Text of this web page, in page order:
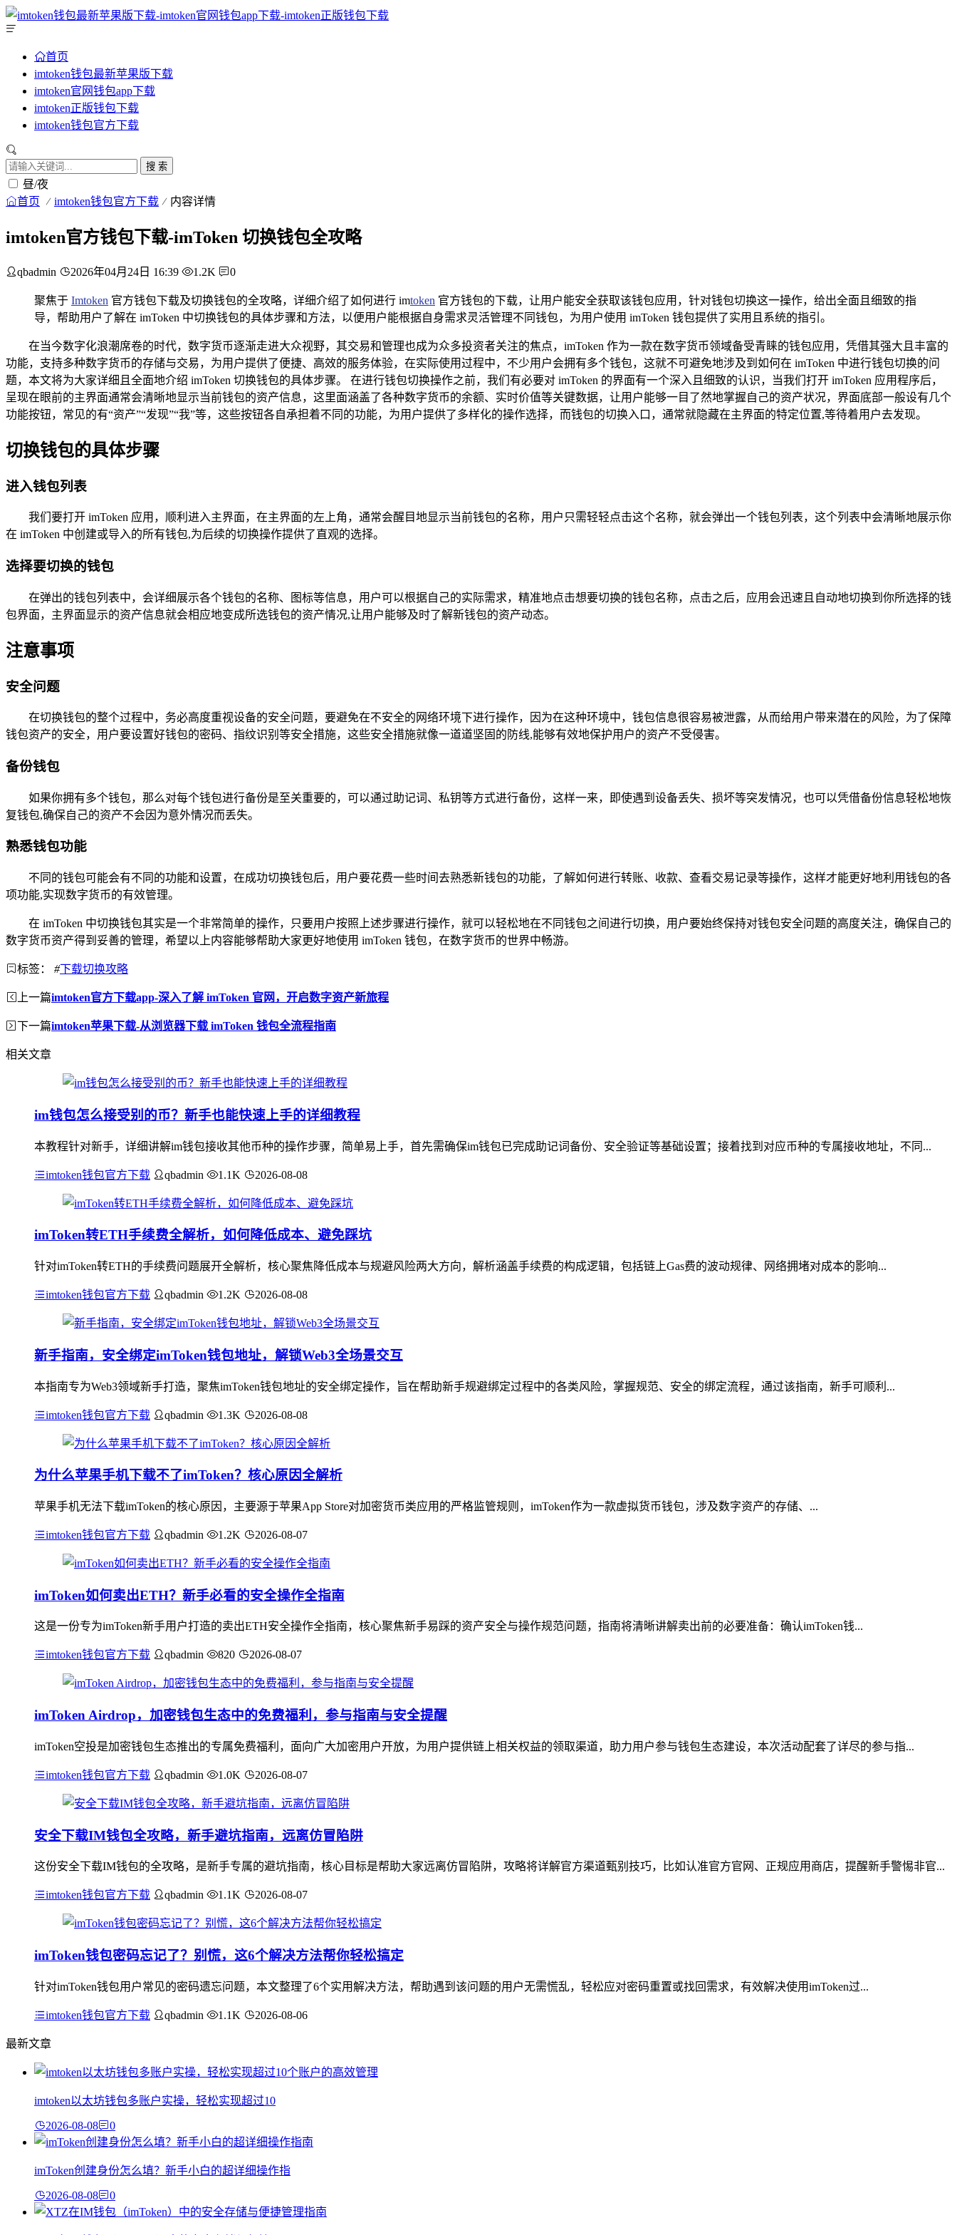
首页
imtoken钱包最新苹果版下载
imtoken官网钱包app下载
imtoken正版钱包下载
imtoken钱包官方下载
搜 索
昼/夜
首页 imtoken钱包官方下载 内容详情
imtoken官方钱包下载-imToken 切换钱包全攻略
qbadmin 2026年04月24日 16:39 1.2K 0
聚焦于 Imtoken 官方钱包下载及切换钱包的全攻略，详细介绍了如何进行 imtoken 官方钱包的下载，让用户能安全获取该钱包应用，针对钱包切换这一操作，给出全面且细致的指
导，帮助用户了解在 imToken 中切换钱包的具体步骤和方法，以便用户能根据自身需求灵活管理不同钱包，为用户使用 imToken 钱包提供了实用且系统的指引。
在当今数字化浪潮席卷的时代，数字货币逐渐走进大众视野，其交易和管理也成为众多投资者关注的焦点，imToken 作为一款在数字货币领域备受青睐的钱包应用，凭借其强大且丰富的
功能，支持多种数字货币的存储与交易，为用户提供了便捷、高效的服务体验，在实际使用过程中，不少用户会拥有多个钱包，这就不可避免地涉及到如何在 imToken 中进行钱包切换的问
题，本文将为大家详细且全面地介绍 imToken 切换钱包的具体步骤。 在进行钱包切换操作之前，我们有必要对 imToken 的界面有一个深入且细致的认识，当我们打开 imToken 应用程序后，
呈现在眼前的主界面通常会清晰地显示当前钱包的资产信息，这里面涵盖了各种数字货币的余额、实时价值等关键数据，让用户能够一目了然地掌握自己的资产状况，界面底部一般设有几个
功能按钮，常见的有“资产”“发现”“我”等，这些按钮各自承担着不同的功能，为用户提供了多样化的操作选择，而钱包的切换入口，通常就隐藏在主界面的特定位置,等待着用户去发现。
切换钱包的具体步骤
进入钱包列表
我们要打开 imToken 应用，顺利进入主界面，在主界面的左上角，通常会醒目地显示当前钱包的名称，用户只需轻轻点击这个名称，就会弹出一个钱包列表，这个列表中会清晰地展示你
在 imToken 中创建或导入的所有钱包,为后续的切换操作提供了直观的选择。
选择要切换的钱包
在弹出的钱包列表中，会详细展示各个钱包的名称、图标等信息，用户可以根据自己的实际需求，精准地点击想要切换的钱包名称，点击之后，应用会迅速且自动地切换到你所选择的钱
包界面，主界面显示的资产信息就会相应地变成所选钱包的资产情况,让用户能够及时了解新钱包的资产动态。
注意事项
安全问题
在切换钱包的整个过程中，务必高度重视设备的安全问题，要避免在不安全的网络环境下进行操作，因为在这种环境中，钱包信息很容易被泄露，从而给用户带来潜在的风险，为了保障
钱包资产的安全，用户要设置好钱包的密码、指纹识别等安全措施，这些安全措施就像一道道坚固的防线,能够有效地保护用户的资产不受侵害。
备份钱包
如果你拥有多个钱包，那么对每个钱包进行备份是至关重要的，可以通过助记词、私钥等方式进行备份，这样一来，即使遇到设备丢失、损坏等突发情况，也可以凭借备份信息轻松地恢
复钱包,确保自己的资产不会因为意外情况而丢失。
熟悉钱包功能
不同的钱包可能会有不同的功能和设置，在成功切换钱包后，用户要花费一些时间去熟悉新钱包的功能，了解如何进行转账、收款、查看交易记录等操作，这样才能更好地利用钱包的各
项功能,实现数字货币的有效管理。
在 imToken 中切换钱包其实是一个非常简单的操作，只要用户按照上述步骤进行操作，就可以轻松地在不同钱包之间进行切换，用户要始终保持对钱包安全问题的高度关注，确保自己的
数字货币资产得到妥善的管理，希望以上内容能够帮助大家更好地使用 imToken 钱包，在数字货币的世界中畅游。
标签： #下载切换攻略
上一篇imtoken官方下载app-深入了解 imToken 官网，开启数字资产新旅程
下一篇imtoken苹果下载-从浏览器下载 imToken 钱包全流程指南
相关文章
im钱包怎么接受别的币？新手也能快速上手的详细教程
本教程针对新手，详细讲解im钱包接收其他币种的操作步骤，简单易上手，首先需确保im钱包已完成助记词备份、安全验证等基础设置；接着找到对应币种的专属接收地址，不同...
imtoken钱包官方下载 qbadmin 1.1K 2026-08-08
imToken转ETH手续费全解析，如何降低成本、避免踩坑
针对imToken转ETH的手续费问题展开全解析，核心聚焦降低成本与规避风险两大方向，解析涵盖手续费的构成逻辑，包括链上Gas费的波动规律、网络拥堵对成本的影响...
imtoken钱包官方下载 qbadmin 1.2K 2026-08-08
新手指南，安全绑定imToken钱包地址，解锁Web3全场景交互
本指南专为Web3领域新手打造，聚焦imToken钱包地址的安全绑定操作，旨在帮助新手规避绑定过程中的各类风险，掌握规范、安全的绑定流程，通过该指南，新手可顺利...
imtoken钱包官方下载 qbadmin 1.3K 2026-08-08
为什么苹果手机下载不了imToken？核心原因全解析
苹果手机无法下载imToken的核心原因，主要源于苹果App Store对加密货币类应用的严格监管规则，imToken作为一款虚拟货币钱包，涉及数字资产的存储、...
imtoken钱包官方下载 qbadmin 1.2K 2026-08-07
imToken如何卖出ETH？新手必看的安全操作全指南
这是一份专为imToken新手用户打造的卖出ETH安全操作全指南，核心聚焦新手易踩的资产安全与操作规范问题，指南将清晰讲解卖出前的必要准备：确认imToken钱...
imtoken钱包官方下载 qbadmin 820 2026-08-07
imToken Airdrop，加密钱包生态中的免费福利，参与指南与安全提醒
imToken空投是加密钱包生态推出的专属免费福利，面向广大加密用户开放，为用户提供链上相关权益的领取渠道，助力用户参与钱包生态建设，本次活动配套了详尽的参与指...
imtoken钱包官方下载 qbadmin 1.0K 2026-08-07
安全下载IM钱包全攻略，新手避坑指南，远离仿冒陷阱
这份安全下载IM钱包的全攻略，是新手专属的避坑指南，核心目标是帮助大家远离仿冒陷阱，攻略将详解官方渠道甄别技巧，比如认准官方官网、正规应用商店，提醒新手警惕非官...
imtoken钱包官方下载 qbadmin 1.1K 2026-08-07
imToken钱包密码忘记了？别慌，这6个解决方法帮你轻松搞定
针对imToken钱包用户常见的密码遗忘问题，本文整理了6个实用解决方法，帮助遇到该问题的用户无需慌乱，轻松应对密码重置或找回需求，有效解决使用imToken过...
imtoken钱包官方下载 qbadmin 1.1K 2026-08-06
最新文章
imtoken以太坊钱包多账户实操，轻松实现超过10
2026-08-08 0
imToken创建身份怎么填？新手小白的超详细操作指
2026-08-08 0